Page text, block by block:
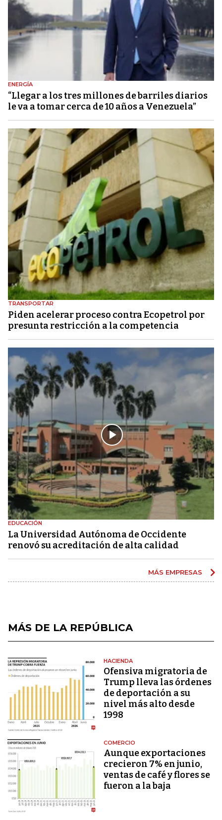
ENERGÍA
“Llegar a los tres millones de barriles diarios
le va a tomar cerca de 10 años a Venezuela”
TRANSPORTAR
Piden acelerar proceso contra Ecopetrol por
presunta restricción a la competencia
EDUCACIÓN
La Universidad Autónoma de Occidente
renovó su acreditación de alta calidad
MÁS EMPRESAS
MÁS DE LA REPÚBLICA
HACIENDA
Ofensiva migratoria de
Trump lleva las órdenes
de deportación a su
nivel más alto desde
1998
COMERCIO
Aunque exportaciones
crecieron 7% en junio,
ventas de café y flores se
fueron a la baja